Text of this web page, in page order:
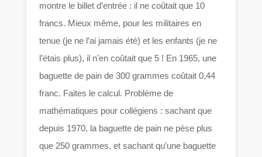
montre le billet d’entrée : il ne coûtait que 10
francs. Mieux même, pour les militaires en
tenue (je ne l’ai jamais été) et les enfants (je ne
l’étais plus), il n’en coûtait que 5 ! En 1965, une
baguette de pain de 300 grammes coûtait 0,44
franc. Faites le calcul. Problème de
mathématiques pour collégiens : sachant que
depuis 1970, la baguette de pain ne pèse plus
que 250 grammes, et sachant qu’une baguette